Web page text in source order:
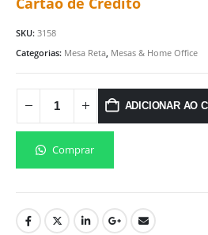
SKU: 3158
Categorias: Mesa Reta, Mesas & Home Office
ADICIONAR AO
Comprar